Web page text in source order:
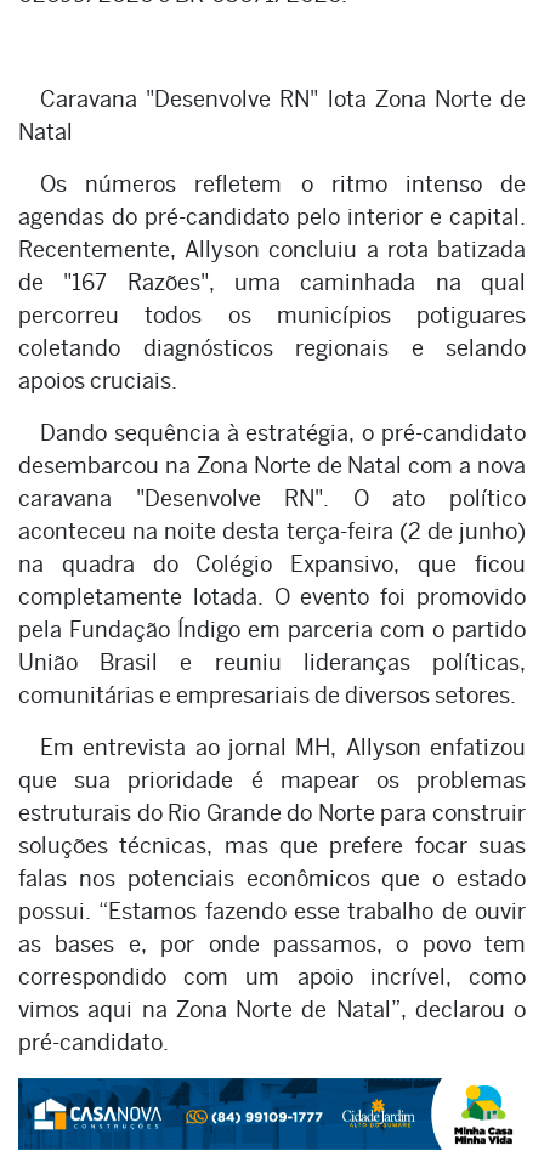
Caravana "Desenvolve RN" lota Zona Norte de
Natal
Os números refletem o ritmo intenso de
agendas do pré-candidato pelo interior e capital.
Recentemente, Allyson concluiu a rota batizada
de "167 Razões", uma caminhada na qual
percorreu todos os municípios potiguares
coletando diagnósticos regionais e selando
apoios cruciais.
Dando sequência à estratégia, o pré-candidato
desembarcou na Zona Norte de Natal com a nova
caravana "Desenvolve RN". O ato político
aconteceu na noite desta terça-feira (2 de junho)
na quadra do Colégio Expansivo, que ficou
completamente lotada. O evento foi promovido
pela Fundação Índigo em parceria com o partido
União Brasil e reuniu lideranças políticas,
comunitárias e empresariais de diversos setores.
Em entrevista ao jornal MH, Allyson enfatizou
que sua prioridade é mapear os problemas
estruturais do Rio Grande do Norte para construir
soluções técnicas, mas que prefere focar suas
falas nos potenciais econômicos que o estado
possui. “Estamos fazendo esse trabalho de ouvir
as bases e, por onde passamos, o povo tem
correspondido com um apoio incrível, como
vimos aqui na Zona Norte de Natal”, declarou o
pré-candidato.